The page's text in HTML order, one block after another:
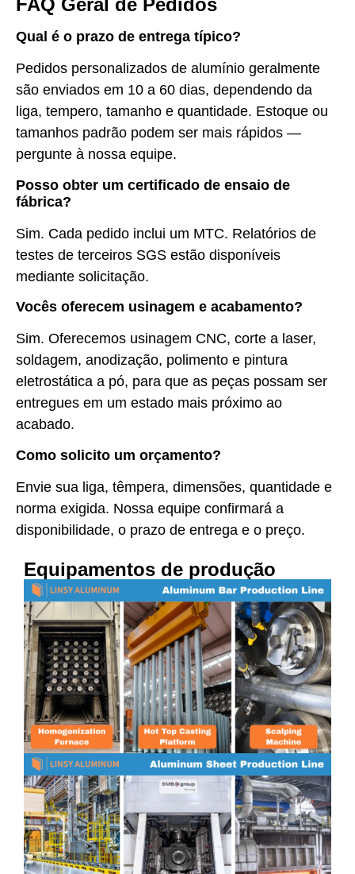
FAQ Geral de Pedidos
Qual é o prazo de entrega típico?
Pedidos personalizados de alumínio geralmente
são enviados em 10 a 60 dias, dependendo da
liga, tempero, tamanho e quantidade. Estoque ou
tamanhos padrão podem ser mais rápidos —
pergunte à nossa equipe.
Posso obter um certificado de ensaio de
fábrica?
Sim. Cada pedido inclui um MTC. Relatórios de
testes de terceiros SGS estão disponíveis
mediante solicitação.
Vocês oferecem usinagem e acabamento?
Sim. Oferecemos usinagem CNC, corte a laser,
soldagem, anodização, polimento e pintura
eletrostática a pó, para que as peças possam ser
entregues em um estado mais próximo ao
acabado.
Como solicito um orçamento?
Envie sua liga, têmpera, dimensões, quantidade e
norma exigida. Nossa equipe confirmará a
disponibilidade, o prazo de entrega e o preço.
Equipamentos de produção